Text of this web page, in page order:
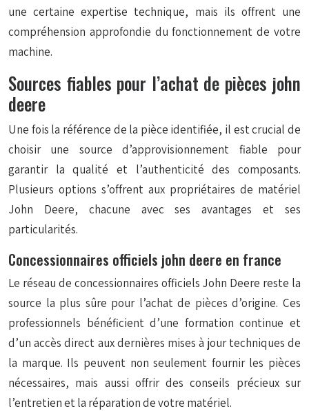
une certaine expertise technique, mais ils offrent une
compréhension approfondie du fonctionnement de votre
machine.
Sources fiables pour l’achat de pièces john
deere
Une fois la référence de la pièce identifiée, il est crucial de
choisir une source d’approvisionnement fiable pour
garantir la qualité et l’authenticité des composants.
Plusieurs options s’offrent aux propriétaires de matériel
John Deere, chacune avec ses avantages et ses
particularités.
Concessionnaires officiels john deere en france
Le réseau de concessionnaires officiels John Deere reste la
source la plus sûre pour l’achat de pièces d’origine. Ces
professionnels bénéficient d’une formation continue et
d’un accès direct aux dernières mises à jour techniques de
la marque. Ils peuvent non seulement fournir les pièces
nécessaires, mais aussi offrir des conseils précieux sur
l’entretien et la réparation de votre matériel.